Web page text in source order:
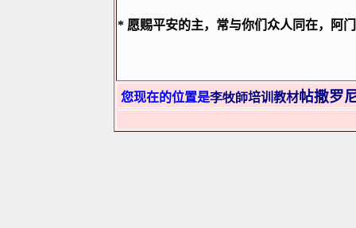
* 愿赐平安的主，常与你们众人同在，阿门
您现在的位置是李牧師培训教材帖撒罗